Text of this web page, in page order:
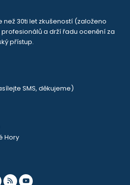
než 30ti let zkušeností (založeno
profesionálů a drží řadu ocenění za
přístup.
SMS, děkujeme)
Hory